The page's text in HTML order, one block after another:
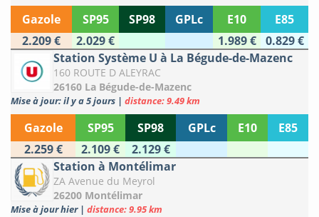
Gazole SP95 SP98 GPLc E10
E85
2.209 €
2.029 € 1.989 €
0.829 €
Station Système U à La Bégude-de-Mazenc
160 ROUTE D ALEYRAC
26160 La Bégude-de-Mazenc
Mise à jour: il y a 5 jours | distance: 9.49 km
Gazole SP95 SP98 GPLc E10
E85
2.259 €
2.109 €
2.129 €
Station à Montélimar
ZA Avenue du Meyrol
26200 Montélimar
Mise à jour hier | distance: 9.95 km